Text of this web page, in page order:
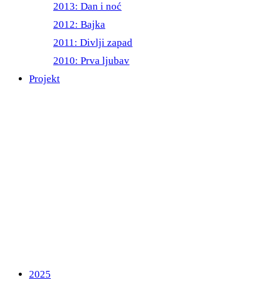
2013: Dan i noć
2012: Bajka
2011: Divlji zapad
2010: Prva ljubav
Projekt
2025